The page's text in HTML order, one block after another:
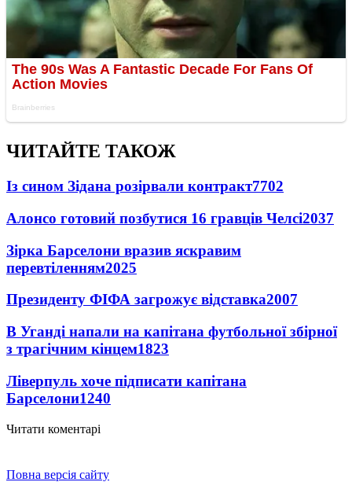
ЧИТАЙТЕ ТАКОЖ
Із сином Зідана розірвали контракт7702
Алонсо готовий позбутися 16 гравців Челсі2037
Зірка Барселони вразив яскравим
перевтіленням2025
Президенту ФІФА загрожує відставка2007
В Уганді напали на капітана футбольної збірної
з трагічним кінцем1823
Ліверпуль хоче підписати капітана
Барселони1240
Читати коментарі
Повна версія сайту